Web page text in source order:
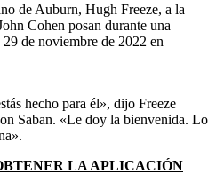
de Auburn, Hugh Freeze, a la
Cohen posan durante una
de noviembre de 2022 en
hecho para él», dijo Freeze
Saban. «Le doy la bienvenida. Lo
LA APLICACIÓN